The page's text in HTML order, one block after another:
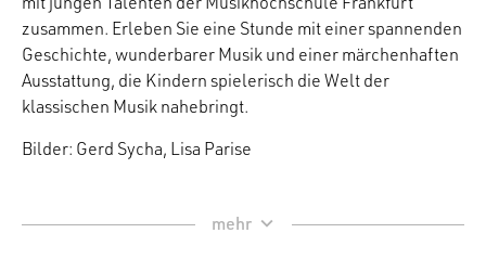
zusammen. Erleben Sie eine Stunde mit einer spannenden
Geschichte, wunderbarer Musik und einer märchenhaften
Ausstattung, die Kindern spielerisch die Welt der
klassischen Musik nahebringt.
Bilder: Gerd Sycha, Lisa Parise